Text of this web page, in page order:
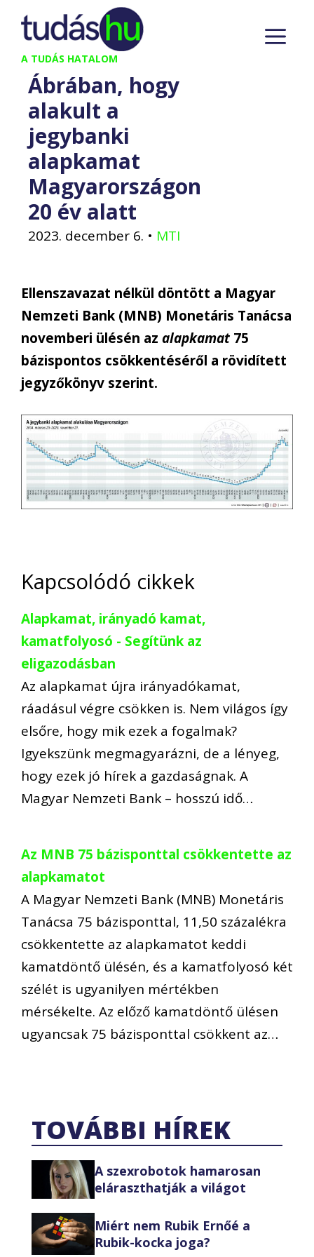
Kilépés
tartalomba
A TUDÁS HATALOM
Ábrában, hogy
alakult a
jegybanki
alapkamat
Magyarországon
20 év alatt
2023. december 6. • MTI
Ellenszavazat nélkül döntött a Magyar
Nemzeti Bank (MNB) Monetáris Tanácsa
novemberi ülésén az alapkamat 75
bázispontos csökkentéséről a rövidített
jegyzőkönyv szerint.
Kapcsolódó cikkek
Alapkamat, irányadó kamat,
kamatfolyosó - Segítünk az
eligazodásban
Az alapkamat újra irányadókamat,
ráadásul végre csökken is. Nem világos így
elsőre, hogy mik ezek a fogalmak?
Igyekszünk megmagyarázni, de a lényeg,
hogy ezek jó hírek a gazdaságnak. A
Magyar Nemzeti Bank – hosszú idő…
Az MNB 75 bázisponttal csökkentette az
alapkamatot
A Magyar Nemzeti Bank (MNB) Monetáris
Tanácsa 75 bázisponttal, 11,50 százalékra
csökkentette az alapkamatot keddi
kamatdöntő ülésén, és a kamatfolyosó két
szélét is ugyanilyen mértékben
mérsékelte. Az előző kamatdöntő ülésen
ugyancsak 75 bázisponttal csökkent az…
TOVÁBBI HÍREK
A szexrobotok hamarosan
eláraszthatják a világot
Miért nem Rubik Ernőé a
Rubik-kocka joga?